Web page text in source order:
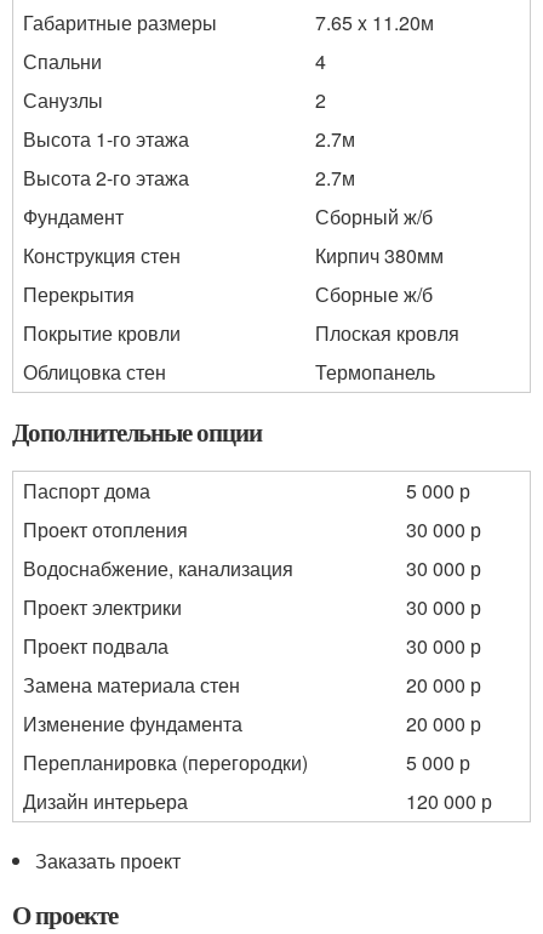
Габаритные размеры
7.65 x 11.20м
Спальни
4
Санузлы
2
Высота 1-го этажа
2.7м
Высота 2-го этажа
2.7м
Фундамент
Сборный ж/б
Конструкция стен
Кирпич 380мм
Перекрытия
Сборные ж/б
Покрытие кровли
Плоская кровля
Облицовка стен
Термопанель
Дополнительные опции
Паспорт дома
5 000 р
Проект отопления
30 000 р
Водоснабжение, канализация
30 000 р
Проект электрики
30 000 р
Проект подвала
30 000 р
Замена материала стен
20 000 р
Изменение фундамента
20 000 р
Перепланировка (перегородки)
5 000 р
Дизайн интерьера
120 000 р
Заказать проект
О проекте